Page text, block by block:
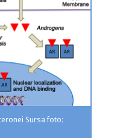
Sursa foto: